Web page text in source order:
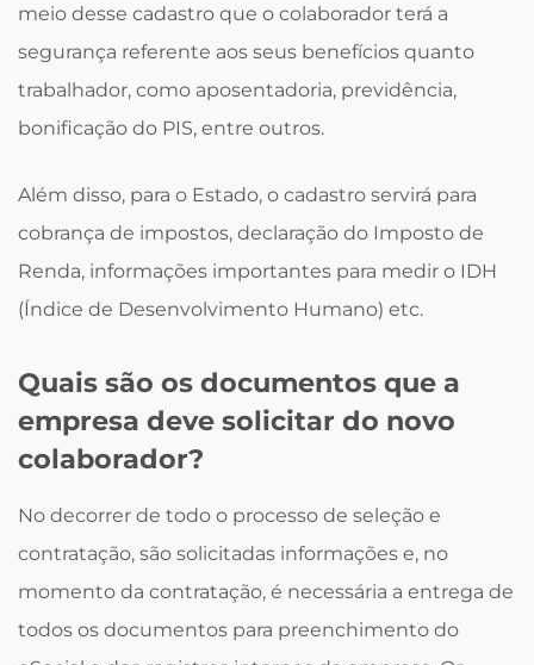
meio desse cadastro que o colaborador terá a
segurança referente aos seus benefícios quanto
trabalhador, como aposentadoria, previdência,
bonificação do PIS, entre outros.
Além disso, para o Estado, o cadastro servirá para
cobrança de impostos, declaração do Imposto de
Renda, informações importantes para medir o IDH
(Índice de Desenvolvimento Humano) etc.
Quais são os documentos que a
empresa deve solicitar do novo
colaborador?
No decorrer de todo o processo de seleção e
contratação, são solicitadas informações e, no
momento da contratação, é necessária a entrega de
todos os documentos para preenchimento do